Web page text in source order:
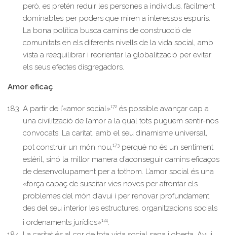
però, es pretén reduir les persones a individus, fàcilment
dominables per poders que miren a interessos espuris.
La bona política busca camins de construcció de
comunitats en els diferents nivells de la vida social, amb
vista a reequilibrar i reorientar la globalització per evitar
els seus efectes disgregadors.
Amor eficaç
A partir de l’«amor social»172 és possible avançar cap a
una civilització de l’amor a la qual tots puguem sentir-nos
convocats. La caritat, amb el seu dinamisme universal,
pot construir un món nou,173 perquè no és un sentiment
estèril, sinó la millor manera d’aconseguir camins eficaços
de desenvolupament per a tothom. L’amor social és una
«força capaç de suscitar vies noves per afrontar els
problemes del món d’avui i per renovar profundament
des del seu interior les estructures, organitzacions socials
i ordenaments jurídics»174.